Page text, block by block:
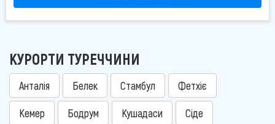
КУРОРТИ ТУРЕЧЧИНИ
Анталія Белек Стамбул Фетхіє
Кемер Бодрум Кушадаси Сіде